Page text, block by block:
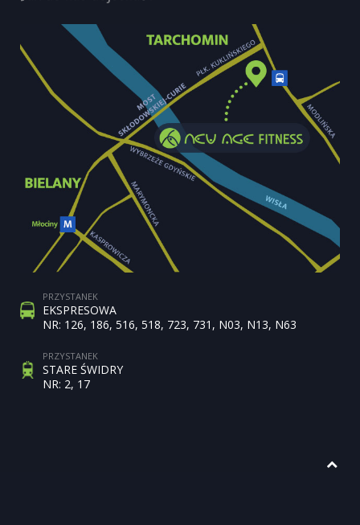
PRZYSTANEK
EKSPRESOWA
NR: 126, 186, 516, 518, 723, 731, N03, N13, N63
PRZYSTANEK
STARE ŚWIDRY
NR: 2, 17